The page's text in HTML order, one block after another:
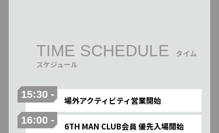
TIME SCHEDULE
タイム
スケジュール
15:30 -
場外アクティビティ営業開始
16:00 -
6TH MAN CLUB会員 優先入場開始